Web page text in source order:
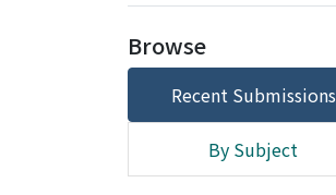
Browse
Recent Submissions
By Subject